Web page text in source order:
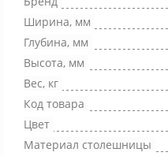
Ширина, мм
Глубина, мм
Высота, мм
Вес, кг
Код товара
Цвет
Материал столешницы